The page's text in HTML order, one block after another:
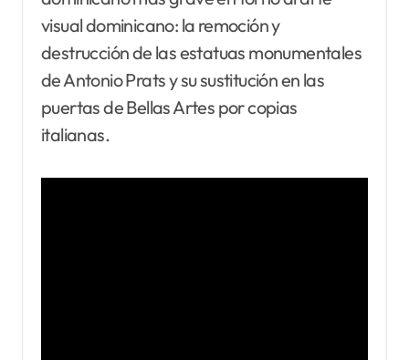
visual dominicano: la remoción y
destrucción de las estatuas monumentales
de Antonio Prats y su sustitución en las
puertas de Bellas Artes por copias
italianas.